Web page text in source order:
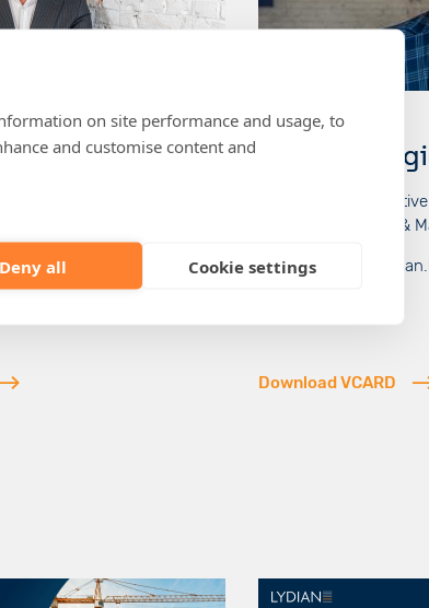
on site performance and usage, to
and customise content and
Deny all Cookie settings
Associate
Jeffrey
Public &
Regulated Markets &
Download VCARD